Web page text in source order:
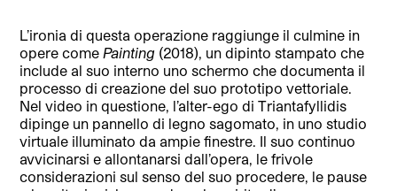
L’ironia di questa operazione raggiunge il culmine in
opere come Painting (2018), un dipinto stampato che
include al suo interno uno schermo che documenta il
processo di creazione del suo prototipo vettoriale.
Nel video in questione, l’alter-ego di Triantafyllidis
dipinge un pannello di legno sagomato, in uno studio
virtuale illuminato da ampie finestre. Il suo continuo
avvicinarsi e allontanarsi dall’opera, le frivole
considerazioni sul senso del suo procedere, le pause